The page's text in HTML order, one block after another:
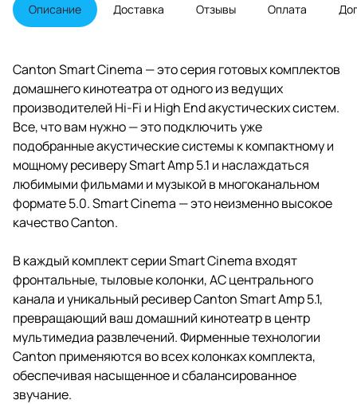
Описание Доставка Отзывы Оплата
Canton Smart Cinema — это серия готовых комплектов
домашнего кинотеатра от одного из ведущих
производителей Hi-Fi и High End акустических систем.
Все, что вам нужно — это подключить уже
подобранные акустические системы к компактному и
мощному ресиверу Smart Amp 5.1 и наслаждаться
любимыми фильмами и музыкой в многоканальном
формате 5.0. Smart Cinema — это неизменно высокое
качество Canton.
В каждый комплект серии Smart Cinema входят
фронтальные, тыловые колонки, АС центрального
канала и уникальный ресивер Canton Smart Amp 5.1,
превращающий ваш домашний кинотеатр в центр
мультимедиа развлечений. Фирменные технологии
Canton применяются во всех колонках комплекта,
обеспечивая насыщенное и сбалансированное
звучание.